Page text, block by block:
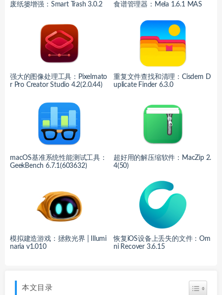
废纸篓增强：Smart Trash 3.0.2 食谱管理器：Mela 1.6.1 MAS
强大的图像处理工具：Pixelmato
r Pro Creator Studio 4.2(2.0.44)
重复文件查找和清理：Cisdem D
uplicate Finder 6.3.0
macOS基准系统性能测试工具：
GeekBench 6.7.1(603632)
超好用的解压缩软件：MacZip 2.
4(50)
模拟建造游戏：拯救光界 | Illumi
naria v1.010
恢复iOS设备上丢失的文件：Om
ni Recover 3.6.15
本文目录